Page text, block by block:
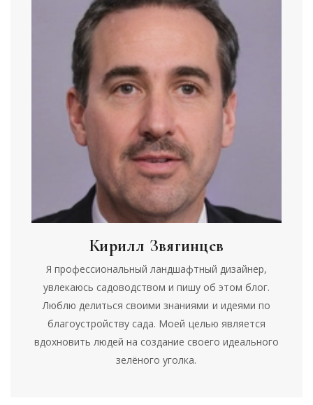
Кирилл Звягинцев
Я профессиональный ландшафтный дизайнер,
увлекаюсь садоводством и пишу об этом блог.
Люблю делиться своими знаниями и идеями по
благоустройству сада. Моей целью является
вдохновить людей на создание своего идеального
зелёного уголка.